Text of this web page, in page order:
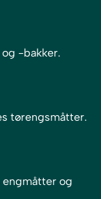
-bakker.
tørengsmåtter.
engmåtter og